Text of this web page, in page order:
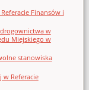
Finansów i
w
Miejskiego w
stanowiska
Referacie